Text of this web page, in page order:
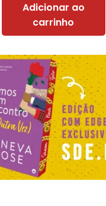
Adicionar ao
carrinho